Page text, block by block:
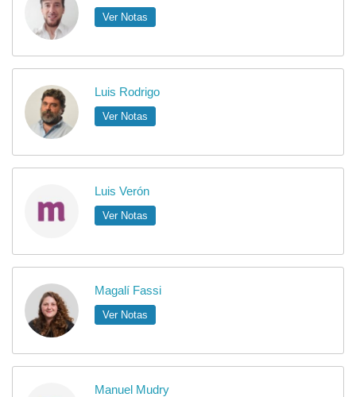
Ver Notas
Luis Rodrigo
Ver Notas
Luis Verón
Ver Notas
Magalí Fassi
Ver Notas
Manuel Mudry